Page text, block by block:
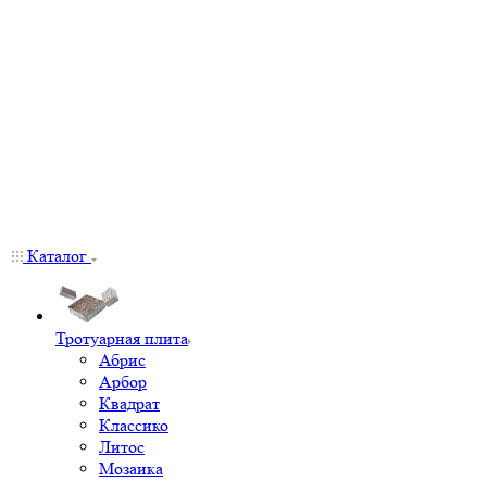
Каталог
Тротуарная плита
Абрис
Арбор
Квадрат
Классико
Литос
Мозаика